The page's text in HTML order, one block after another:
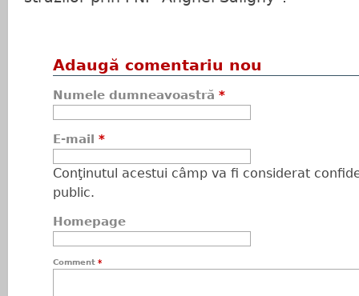
Adaugă comentariu nou
Numele dumneavoastră *
E-mail *
Conţinutul acestui câmp va fi considerat
public.
Homepage
Comment *